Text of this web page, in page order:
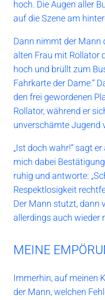
hoch. Die Augen aller
auf die Szene am
Dann nimmt der Mann
alten Frau mit Rollator
hoch und brüllt zum
Fahrkarte der Dame.“
den frei gewordenen
Rollator, während er
unverschämte Jugend
„Ist doch wahr!“ sagt
mich dabei
ruhig und antworte:
Respektlosigkeit
Der Mann stutzt, dann
allerdings auch wieder
MEINE
Immerhin, auf meinen
der Mann, welchen